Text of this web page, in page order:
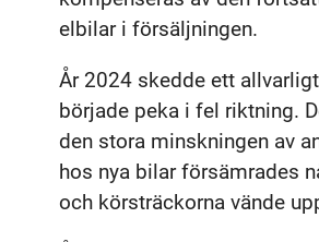
elbilar i försäljningen.
År 2024 skedde ett
började peka i fel riktning.
den stora minskningen av
hos nya bilar försämrades
och körsträckorna vände